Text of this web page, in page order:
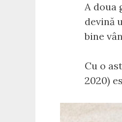
A doua
devină
bine
Cu o
2020)